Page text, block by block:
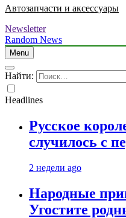
Автозапчасти и аксессуары
Newsletter
Random News
Menu
Найти:
Headlines
Русское
случилось с
2 недели ago
Народные
Угостите